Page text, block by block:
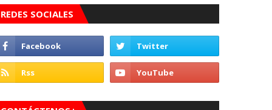
REDES SOCIALES